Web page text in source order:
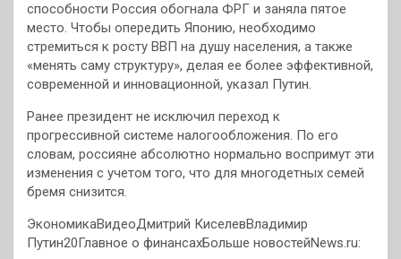
способности Россия обогнала ФРГ и заняла пятое
место. Чтобы опередить Японию, необходимо
стремиться к росту ВВП на душу населения, а также
«менять саму структуру», делая ее более эффективной,
современной и инновационной, указал Путин.
Ранее президент не исключил переход к
прогрессивной системе налогообложения. По его
словам, россияне абсолютно нормально воспримут эти
изменения с учетом того, что для многодетных семей
бремя снизится.
ЭкономикаВидеоДмитрий КиселевВладимир
Путин20Главное о финансахБольше новостейNews.ru: